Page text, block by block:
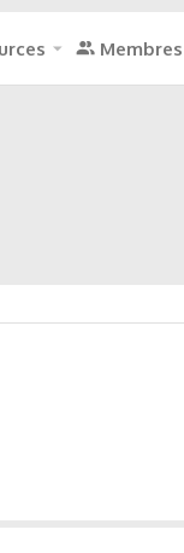
Membres